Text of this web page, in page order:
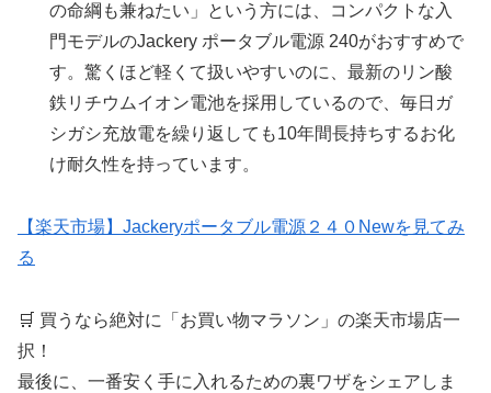
の命綱も兼ねたい」という方には、コンパクトな入
門モデルのJackery ポータブル電源 240がおすすめで
す。驚くほど軽くて扱いやすいのに、最新のリン酸
鉄リチウムイオン電池を採用しているので、毎日ガ
シガシ充放電を繰り返しても10年間長持ちするお化
け耐久性を持っています。
【楽天市場】Jackeryポータブル電源２４０Newを見てみ
る
🛒 買うなら絶対に「お買い物マラソン」の楽天市場店一
択！
最後に、一番安く手に入れるための裏ワザをシェアしま